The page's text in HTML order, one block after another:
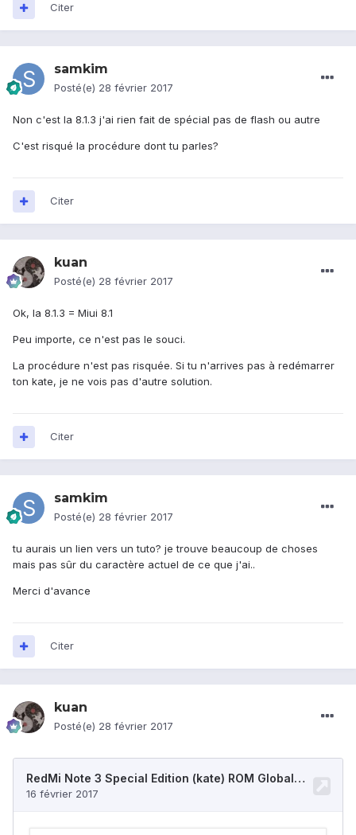
Citer
samkim
Posté(e) 28 février 2017
Non c'est la 8.1.3 j'ai rien fait de spécial pas de flash ou autre
C'est risqué la procédure dont tu parles?
Citer
kuan
Posté(e) 28 février 2017
Ok, la 8.1.3 = Miui 8.1
Peu importe, ce n'est pas le souci.
La procédure n'est pas risquée. Si tu n'arrives pas à redémarrer
ton kate, je ne vois pas d'autre solution.
Citer
samkim
Posté(e) 28 février 2017
tu aurais un lien vers un tuto? je trouve beaucoup de choses
mais pas sûr du caractère actuel de ce que j'ai..
Merci d'avance
Citer
kuan
Posté(e) 28 février 2017